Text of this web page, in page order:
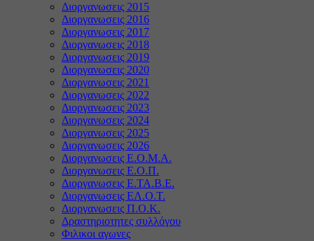
Διοργανωσεις 2015
Διοργανωσεις 2016
Διοργανωσεις 2017
Διοργανωσεις 2018
Διοργανωσεις 2019
Διοργανωσεις 2020
Διοργανωσεις 2021
Διοργανωσεις 2022
Διοργανωσεις 2023
Διοργανωσεις 2024
Διοργανωσεις 2025
Διοργανωσεις 2026
Διοργανωσεις Ε.Ο.Μ.Α.
Διοργανωσεις Ε.Ο.Π.
Διοργανωσεις Ε.ΤΑ.Β.Ε.
Διοργανωσεις ΕΛ.Ο.Τ.
Διοργανωσεις Π.Ο.Κ.
Δραστηριοτητες συλλόγου
Φιλικοι αγωνες